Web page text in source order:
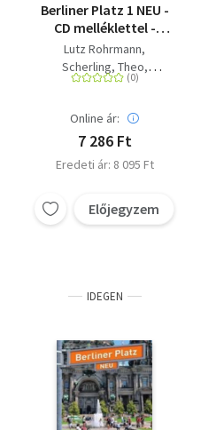
Berliner Platz 1 NEU -
CD melléklettel -
Deutsch im Alltag
Extra - mit CDs
Lutz Rohrmann
Scherling, Theo
Lemke, Christiane
Online ár:
7 286 Ft
Eredeti ár: 8 095 Ft
Előjegyzem
IDEGEN